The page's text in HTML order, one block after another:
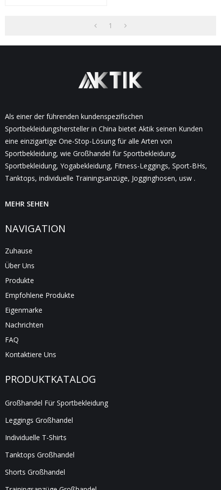
1
Als einer der führenden kundenspezifischen
Sportbekleidungshersteller in China bietet Aktik seinen Kunden
eine einzigartige One-Stop-Lösung für alle Arten von
Sportbekleidung, wie Großhandel für Sportbekleidung,
Sportbekleidung, Yogabekleidung, Fitness-Leggings, Sport-BHs,
Tanktops, individuelle Trainingsanzüge, Jogginghosen, usw .
MEHR SEHEN
NAVIGATION
Zuhause
Über Uns
Produkte
Empfohlene Produkte
Eigenmarke
Nachrichten
FAQ
Kontaktiere Uns
PRODUKTKATALOG
Großhandel Für Sportbekleidung
Leggings Großhandel
Individuelle T-Shirts
Tanktops Großhandel
Shorts Großhandel